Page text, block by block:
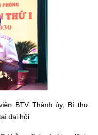
BTV Thành ủy, Bí thư
đại hội